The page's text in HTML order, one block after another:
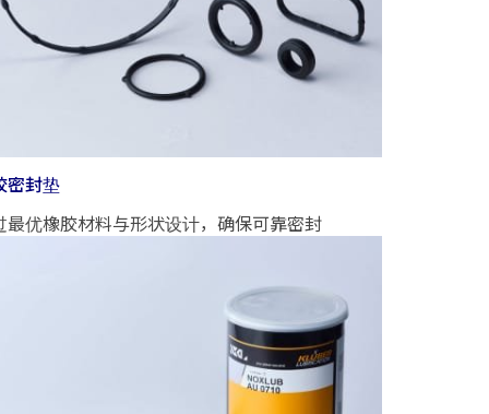
密封垫
最优橡胶材料与形状设计，确保可靠密封